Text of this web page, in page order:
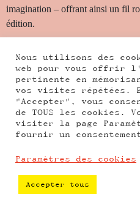
imagination – offrant ainsi un fil
édition.
savoir plus, à la fin de celle-ci.
Patrick Studer, responsable de
Nous utilisons des
web pour vous offrir
pertinente en
vos visites répétées.
"Accepter", vous
de TOUS les cookies.
visiter la page
fournir un
Paramètres des cookies
Accepter tous